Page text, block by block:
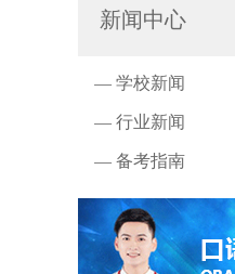
新闻中心
— 学校新闻
— 行业新闻
— 备考指南